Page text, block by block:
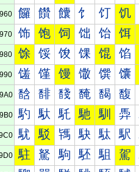
饠 饡 饢 饣 饤 饥
饰 饱 饲 饳 饴 饵
馀 馁 馂 馃 馄 馅
馐 馑 馒 馓 馔 馕
馠 馡 馢 馣 馤 馥
馰 馱 馲 馳 馴 馵
駀 駁 駂 駃 駄 駅
駐 駑 駒 駓 駔 駕